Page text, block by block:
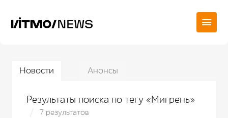
Новости Анонсы
Результаты поиска по тегу «Мигрень»
7 результатов